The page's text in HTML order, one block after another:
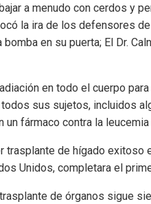
a menudo con cerdos y
la ira de los defensores
bomba en su puerta; El Dr.
en todo el cuerpo
sus sujetos, incluidos
un fármaco contra la
trasplante de hígado exitoso
Unidos, completara el
de órganos sigue